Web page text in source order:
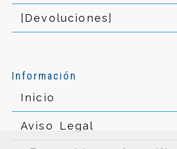
[Devoluciones]
Información
Inicio
Aviso Legal